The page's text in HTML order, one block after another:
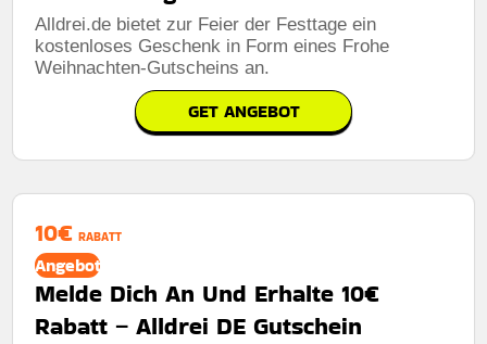
Alldrei.de bietet zur Feier der Festtage ein
kostenloses Geschenk in Form eines Frohe
Weihnachten-Gutscheins an.
GET ANGEBOT
10€ RABATT
Angebot
Melde Dich An Und Erhalte 10€
Rabatt – Alldrei DE Gutschein